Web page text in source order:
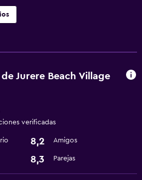
Jurere Beach Village
verificadas
8,2 Amigos
8,3 Parejas